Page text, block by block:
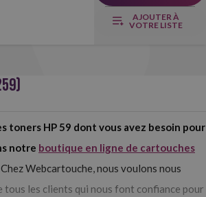
AJOUTER À
VOTRE LISTE
toners HP 59 dont vous avez besoin pour
notre boutique en ligne de cartouches
Chez Webcartouche, nous voulons nous
tous les clients qui nous font confiance pour